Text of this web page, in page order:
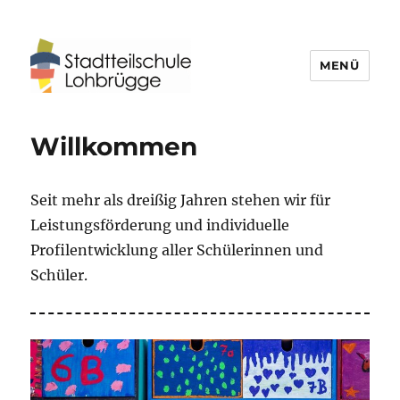
MENÜ
Willkommen
Seit mehr als dreißig Jahren stehen wir für
Leistungsförderung und individuelle
Profilentwicklung aller Schülerinnen und
Schüler.